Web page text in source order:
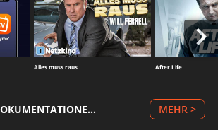
Alles muss raus After.Life
FASZINIERENDE DOKUMENTATIONEN (73) MEHR >